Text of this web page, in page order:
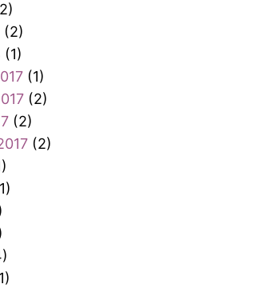
(2)
(1)
(1)
(2)
(2)
(2)